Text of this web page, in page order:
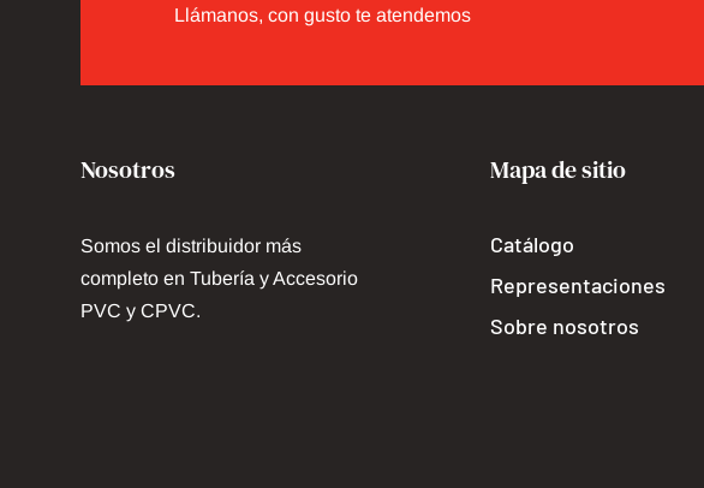
Llámanos, con gusto te atendemos
Nosotros
Somos el distribuidor más
completo en Tubería y Accesorio
PVC y CPVC.
Mapa de sitio
Catálogo
Representaciones
Sobre nosotros